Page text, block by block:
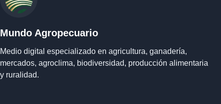
Mundo Agropecuario
Medio digital especializado en agricultura, ganadería,
mercados, agroclima, biodiversidad, producción alimentaria
y ruralidad.